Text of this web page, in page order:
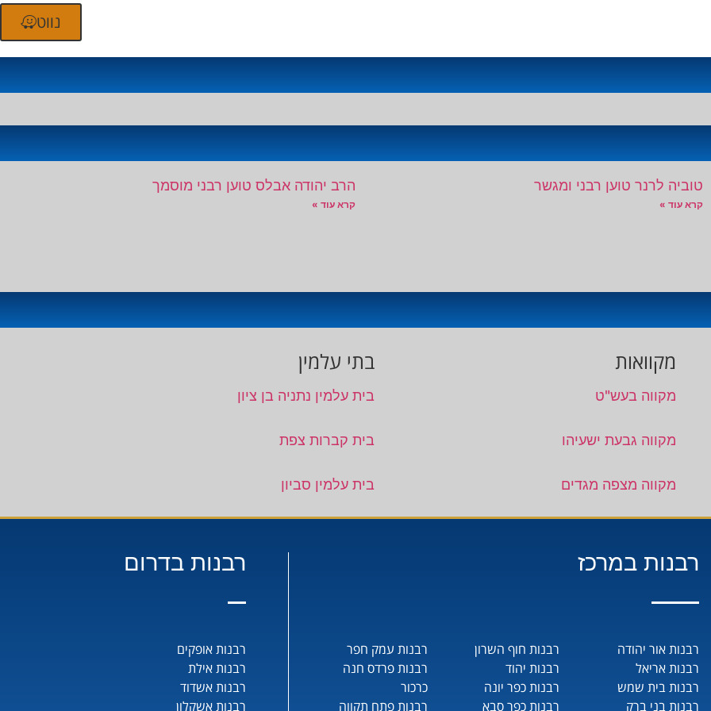
נווט
טוביה לרנר טוען רבני ומגשר
קרא עוד »
הרב יהודה אבלס טוען רבני מוסמך
קרא עוד »
מקוואות
מקווה בעש"ט
מקווה גבעת ישעיהו
מקווה מצפה מגדים
בתי עלמין
בית עלמין נתניה בן ציון
בית קברות צפת
בית עלמין סביון
רבנות במרכז
רבנות אור יהודה
רבנות אריאל
רבנות בית שמש
רבנות בני ברק
רבנות חוף השרון
רבנות יהוד
רבנות כפר יונה
רבנות כפר סבא
רבנות עמק חפר
רבנות פרדס חנה
כרכור
רבנות פתח תקווה
רבנות בדרום
רבנות אופקים
רבנות אילת
רבנות אשדוד
רבנות אשקלון